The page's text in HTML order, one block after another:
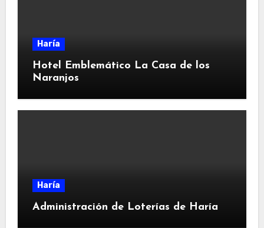
Haría
Hotel Emblemático La Casa de los
Naranjos
Haría
Administración de Loterías de Haría